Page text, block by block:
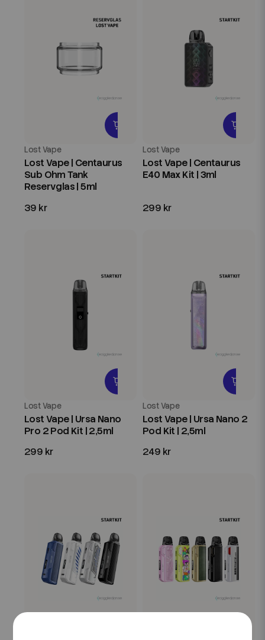
Lost Vape
Lost Vape | Centaurus
Sub Ohm Tank
Reservglas | 5ml
39 kr
Lost Vape
Lost Vape | Centaurus
E40 Max Kit | 3ml
299 kr
Lost Vape
Lost Vape | Ursa Nano
Pro 2 Pod Kit | 2,5ml
299 kr
Lost Vape
Lost Vape | Ursa Nano 2
Pod Kit | 2,5ml
249 kr